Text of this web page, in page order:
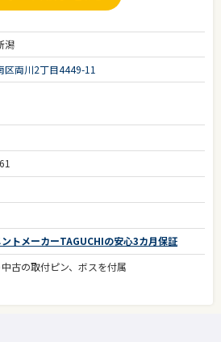
潟
区両川2丁目4449-11
トメーカーTAGUCHIの安心3カ月保証
古の取付ピン、ボスを付属